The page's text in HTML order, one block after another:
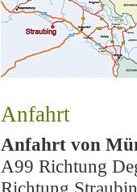
Anfahrt
Anfahrt von
A99 Richtung